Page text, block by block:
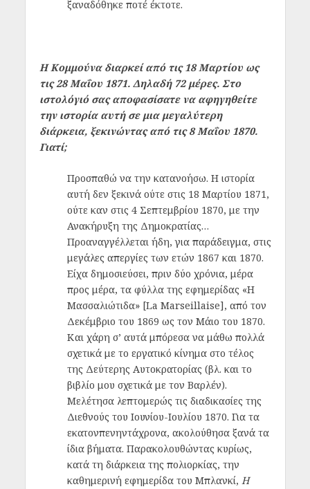
ξαναδόθηκε ποτέ έκτοτε.
Η Κομμούνα διαρκεί από τις 18 Μαρτίου ως
τις 28 Μαΐου 1871. Δηλαδή 72 μέρες. Στο
ιστολόγιό σας αποφασίσατε να αφηγηθείτε
την ιστορία αυτή σε μια μεγαλύτερη
διάρκεια, ξεκινώντας από τις 8 Μαΐου 1870.
Γιατί;
Προσπαθώ να την κατανοήσω. Η ιστορία
αυτή δεν ξεκινά ούτε στις 18 Μαρτίου 1871,
ούτε καν στις 4 Σεπτεμβρίου 1870, με την
Ανακήρυξη της Δημοκρατίας…
Προαναγγέλλεται ήδη, για παράδειγμα, στις
μεγάλες απεργίες των ετών 1867 και 1870.
Είχα δημοσιεύσει, πριν δύο χρόνια, μέρα
προς μέρα, τα φύλλα της εφημερίδας «Η
Μασσαλιώτιδα» [La Marseillaise], από τον
Δεκέμβριο του 1869 ως τον Μάιο του 1870.
Και χάρη σ’ αυτά μπόρεσα να μάθω πολλά
σχετικά με το εργατικό κίνημα στο τέλος
της Δεύτερης Αυτοκρατορίας (βλ. και το
βιβλίο μου σχετικά με τον Βαρλέν).
Μελέτησα λεπτομερώς τις διαδικασίες της
Διεθνούς του Ιουνίου-Ιουλίου 1870. Για τα
εκατονπενηντάχρονα, ακολούθησα ξανά τα
ίδια βήματα. Παρακολουθώντας κυρίως,
κατά τη διάρκεια της πολιορκίας, την
καθημερινή εφημερίδα του Μπλανκί, Η